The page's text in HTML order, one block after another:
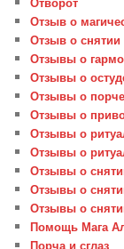
Отзыв о
Отзыв о снятии
Отзывы о
Отзывы о
Отзывы о
Отзывы о
Отзывы о
Отзывы о
Отзывы о
Отзывы о
Отзывы о
Помощь Мага
Порча и сглаз